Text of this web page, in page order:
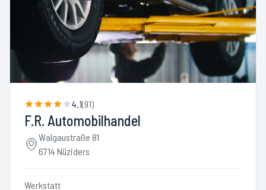
4.1(91)
F.R. Automobilhandel
Walgaustraße 81
6714 Nüziders
Werkstatt